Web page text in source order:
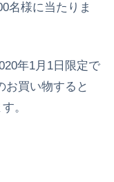
名様に当たりま
年1月1日限定で
お買い物すると
。